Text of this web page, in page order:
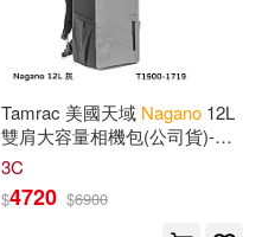
Tamrac 美國天域 Nagano 12L
雙肩大容量相機包(公司貨)-水
泥灰 T1500-1719
3C
$4720 $6900